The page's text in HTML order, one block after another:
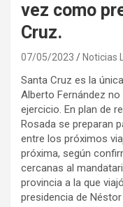
vez como
Cruz.
07/05/2023 Noticias
Santa Cruz es la
Alberto Fernández
ejercicio. En plan de
Rosada se preparan
entre los próximos
próxima, según
cercanas al
provincia a la que
presidencia de Néstor